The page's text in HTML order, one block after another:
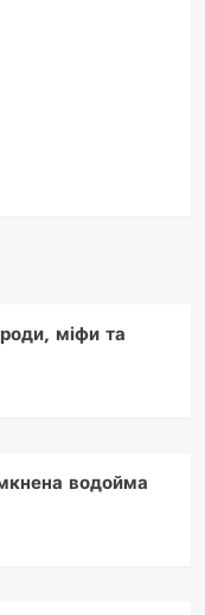
міфи та
водойма